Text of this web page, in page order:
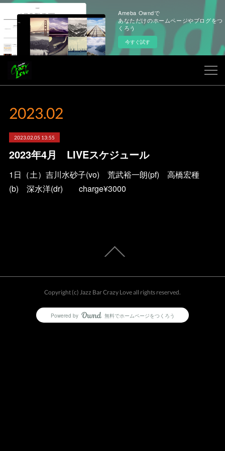
Ameba Owndで
あなただけのホームページやブログをつ
くろう
今すぐ試す
2023.02
2023.02.05 13:55
2023年4月 LIVEスケジュール
1日（土）吉川水砂子(vo) 荒武裕一朗(pf) 高橋宏種
(b) 深水洋(dr) charge¥3000
Copyright (c) Jazz Bar Crazy Love all rights reserved.
Powered by AmebaOwnd
無料でホームページをつくろう